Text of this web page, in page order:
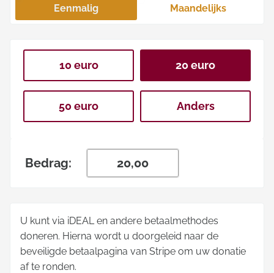
Eenmalig Maandelijks
10 euro 20 euro
50 euro Anders
Bedrag:
U kunt via iDEAL en andere betaalmethodes
doneren. Hierna wordt u doorgeleid naar de
beveiligde betaalpagina van Stripe om uw donatie
af te ronden.